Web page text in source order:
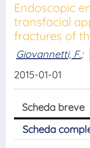
Endoscopic
transfacial
fractures of
Giovannetti, F.;
2015-01-01
Scheda breve
Scheda